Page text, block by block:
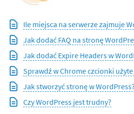
Ile miejsca na serwerze zajmuje
Jak dodać FAQ na stronę
Jak dodać Expire Headers w
Sprawdź w Chrome czcionki
Jak stworzyć stronę w WordPress?
Czy WordPress jest trudny?